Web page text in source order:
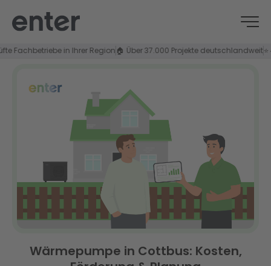
in Ihrer Region🏠 Über 37.000 Projekte deutschlandweit⭐ 4,8/
Wärmepumpe in Cottbus: Kosten,